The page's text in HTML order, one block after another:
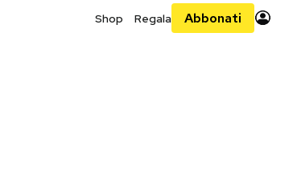
Shop Regala Abbonati